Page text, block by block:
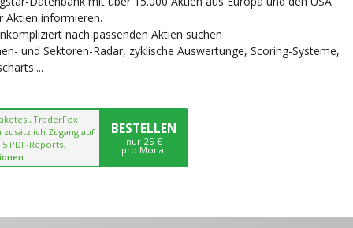
Aktien informieren.
nach passenden Aktien suchen
und Sektoren-Radar, zyklische Auswertunge, Scoring-Systeme,
„TraderFox
Zugang auf
PDF-Reports.
BESTELLEN
nur 25 €
pro Monat